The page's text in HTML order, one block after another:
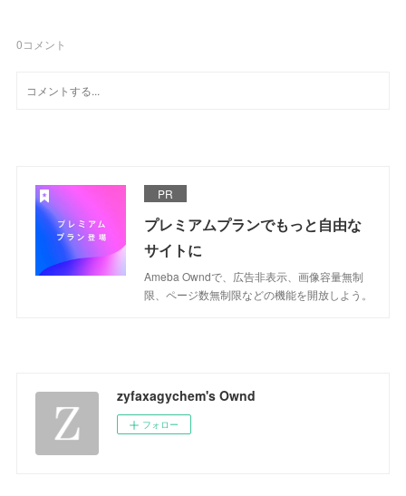
0コメント
PR
プレミアムプランでもっと自由な
サイトに
Ameba Owndで、広告非表示、画像容量無制
限、ページ数無制限などの機能を開放しよう。
zyfaxagychem's Ownd
フォロー